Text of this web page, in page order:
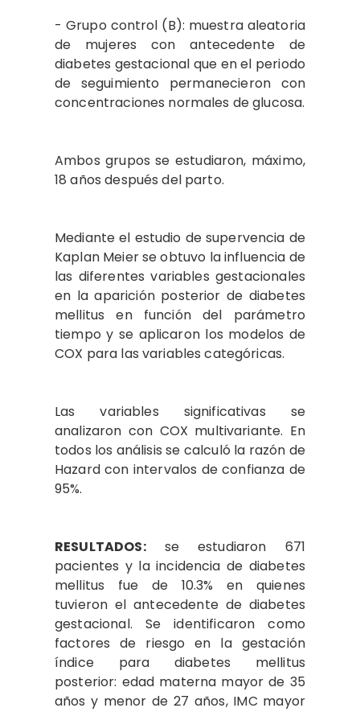
- Grupo control (B): muestra aleatoria
de mujeres con antecedente de
diabetes gestacional que en el periodo
de seguimiento permanecieron con
concentraciones normales de glucosa.
Ambos grupos se estudiaron, máximo,
18 años después del parto.
Mediante el estudio de supervencia de
Kaplan Meier se obtuvo la influencia de
las diferentes variables gestacionales
en la aparición posterior de diabetes
mellitus en función del parámetro
tiempo y se aplicaron los modelos de
COX para las variables categóricas.
Las variables significativas se
analizaron con COX multivariante. En
todos los análisis se calculó la razón de
Hazard con intervalos de confianza de
95%.
RESULTADOS:se estudiaron 671
pacientes y la incidencia de diabetes
mellitus fue de 10.3% en quienes
tuvieron el antecedente de diabetes
gestacional. Se identificaron como
factores de riesgo en la gestación
índice para diabetes mellitus
posterior: edad materna mayor de 35
años y menor de 27 años, IMC mayor